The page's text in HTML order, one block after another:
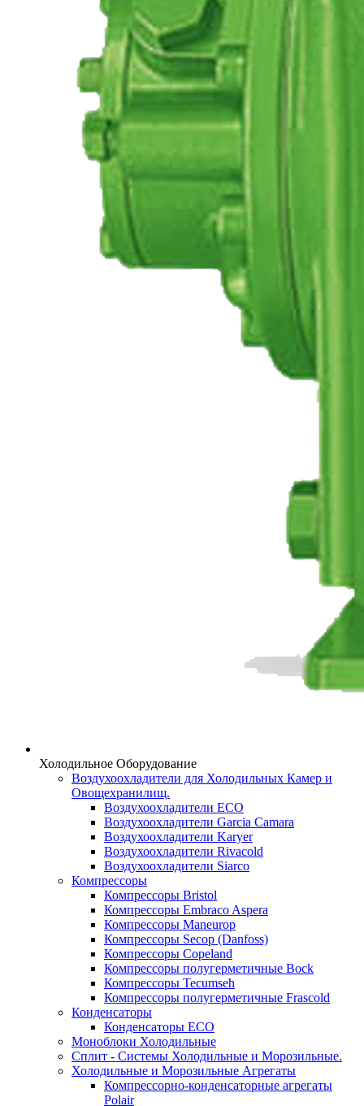
Холодильное Оборудование
Воздухоохладители для Холодильных Камер и
Овощехранилищ.
Воздухоохладители ECO
Воздухоохладители Garcia Camara
Воздухоохладители Karyer
Воздухоохладители Rivacold
Воздухоохладители Siarco
Компрессоры
Компрессоры Bristol
Компрессоры Embraco Aspera
Компрессоры Maneurop
Компрессоры Secop (Danfoss)
Компрессоры Copeland
Компрессоры полугерметичные Bock
Компрессоры Tecumseh
Компрессоры полугерметичные Frascold
Конденсаторы
Конденсаторы ECO
Моноблоки Холодильные
Сплит - Системы Холодильные и Морозильные.
Холодильные и Морозильные Агрегаты
Компрессорно-конденсаторные агрегаты
Polair